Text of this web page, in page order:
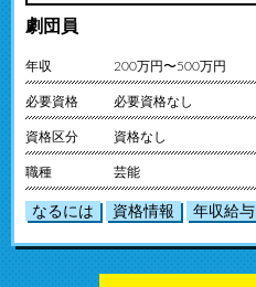
劇団員
年収 200万円〜500万円
必要資格 必要資格なし
資格区分 資格なし
職種 芸能
なるには 資格情報 年収給与